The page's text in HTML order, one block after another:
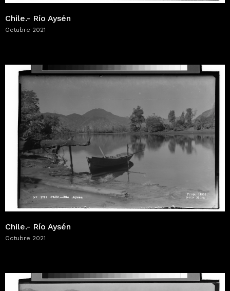
Chile.- Río Aysén
Octubre 2021
Chile.- Río Aysén
Octubre 2021